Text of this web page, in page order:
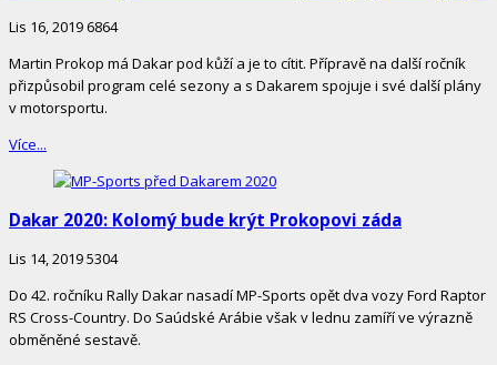
Lis 16, 20196864
Martin Prokop má Dakar pod kůží a je to cítit. Přípravě na další ročník
přizpůsobil program celé sezony a s Dakarem spojuje i své další plány
v motorsportu.
Více...
Dakar 2020: Kolomý bude krýt Prokopovi záda
Lis 14, 20195304
Do 42. ročníku Rally Dakar nasadí MP-Sports opět dva vozy Ford Raptor
RS Cross-Country. Do Saúdské Arábie však v lednu zamíří ve výrazně
obměněné sestavě.